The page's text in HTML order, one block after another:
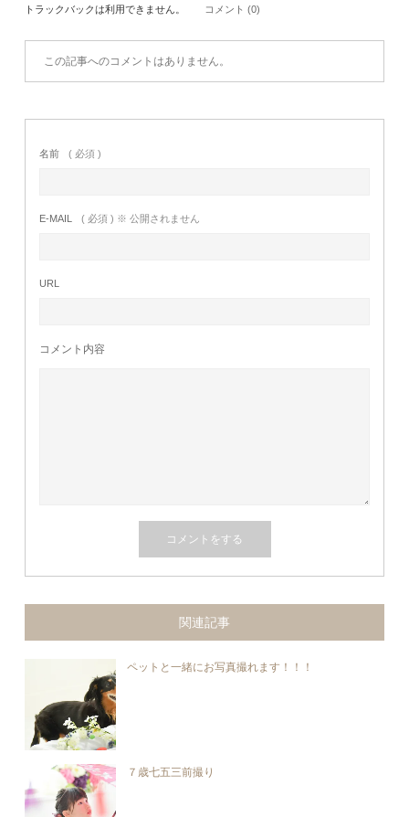
トラックバックは利用できません。 コメント (0)
この記事へのコメントはありません。
名前 ( 必須 )
E-MAIL ( 必須 ) ※ 公開されません
URL
コメント内容
関連記事
ペットと一緒にお写真撮れます！！！
７歳七五三前撮り